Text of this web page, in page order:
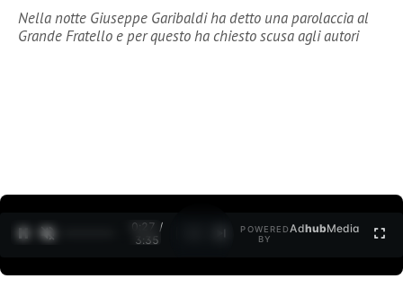
Nella notte Giuseppe Garibaldi ha detto una parolaccia al
Grande Fratello e per questo ha chiesto scusa agli autori
0:28 /
3:35
POWERED
BY
AdhubMedia